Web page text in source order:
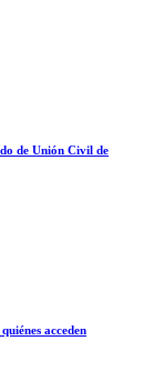
de Unión Civil de
acceden